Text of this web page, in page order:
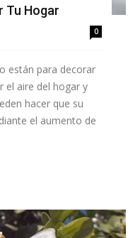
Tu Hogar
0
están para decorar
el aire del hogar y
hacer que su
el aumento de